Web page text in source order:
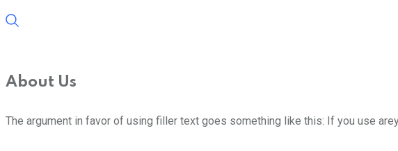
About Us
The argument in favor of using filler text goes something like this: If you use